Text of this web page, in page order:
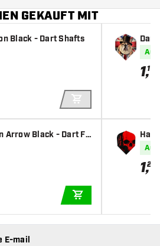
GEKAUFT MIT
Black - Dart Shafts
IN DEN
Arrow Black - Dart Fli
ts
Auf
1,10
rt
Auf
1,20
E-mail